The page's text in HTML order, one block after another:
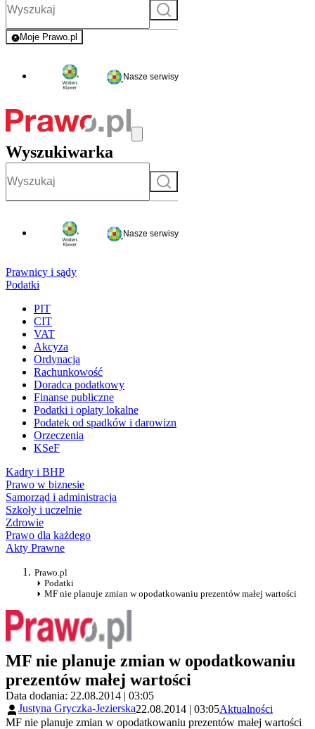
Szukaj
Moje Prawo.pl
- rejestracja i logowanie do serwisu
Nasze serwisy
Wyszukiwarka
Szukaj
Nasze serwisy
Prawnicy i sądy
Podatki
PIT
CIT
VAT
Akcyza
Ordynacja
Rachunkowość
Doradca podatkowy
Finanse publiczne
Podatki i opłaty lokalne
Podatek od spadków i darowizn
Orzeczenia
KSeF
Kadry i BHP
Prawo w biznesie
Samorząd i administracja
Szkoły i uczelnie
Zdrowie
Prawo dla każdego
Akty Prawne
Prawo.pl
Podatki
MF nie planuje zmian w opodatkowaniu prezentów małej wartości
MF nie planuje zmian w opodatkowaniu
prezentów małej wartości
Data dodania: 22.08.2014 | 03:05
Justyna Gryczka-Jezierska22.08.2014 | 03:05Aktualności
MF nie planuje zmian w opodatkowaniu prezentów małej wartości